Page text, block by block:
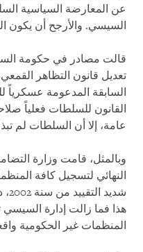
عن المعارضة السياسية
السيسي. والأرجح أن يكون
قالت مصادر في حكومة
تعديل قانون التظاهر
السابقة المدعومة
القانون للسلطات فعلياً
عامة، إلا أن السلطات لم
وبالمثل، قامت وزارة
النهائي لتسجيل كافة
هذا فما زالت إدارة
المنظمات غير الحكومية